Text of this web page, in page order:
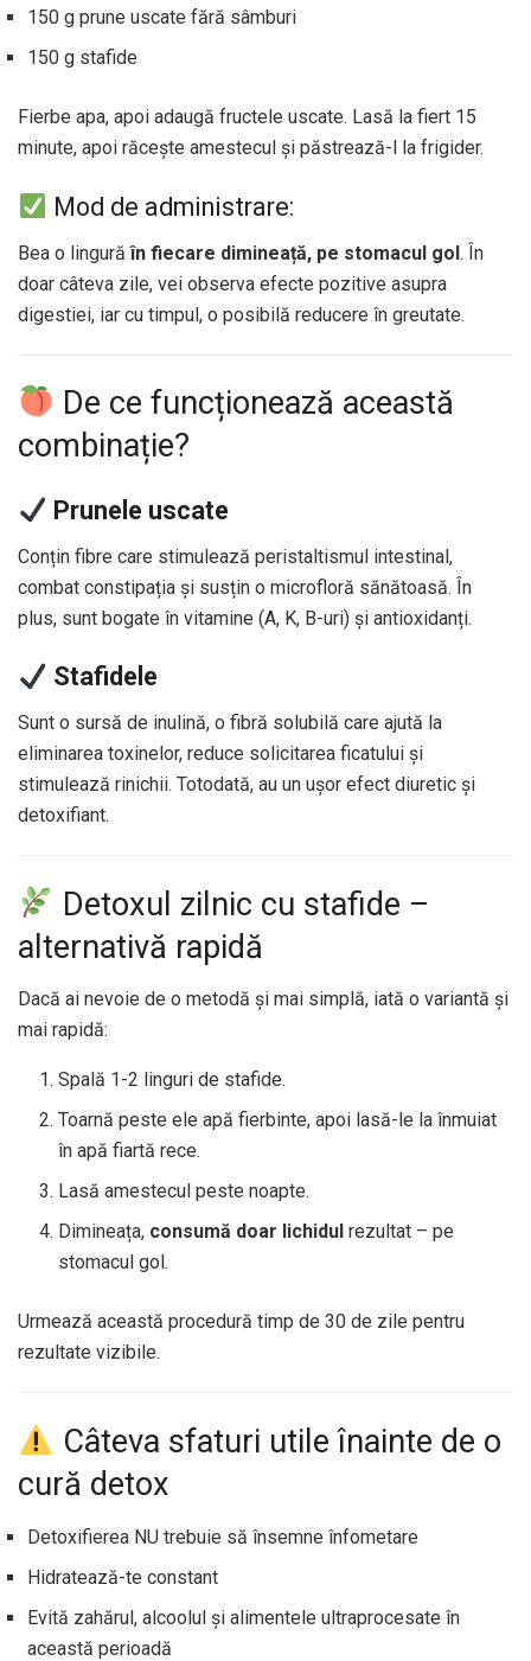
150 g prune uscate fără sâmburi
150 g stafide
Fierbe apa, apoi adaugă fructele uscate. Lasă la fiert 15
minute, apoi răcește amestecul și păstrează-l la frigider.
Mod de administrare:
Bea o lingurăîn fiecare dimineață, pe stomacul gol. În
doar câteva zile, vei observa efecte pozitive asupra
digestiei, iar cu timpul, o posibilă reducere în greutate.
De ce funcționează această
combinație?
Prunele uscate
Conțin fibre care stimulează peristaltismul intestinal,
combat constipația și susțin o microfloră sănătoasă. În
plus, sunt bogate în vitamine (A, K, B-uri) și antioxidanți.
Stafidele
Sunt o sursă de inulină, o fibră solubilă care ajută la
eliminarea toxinelor, reduce solicitarea ficatului și
stimulează rinichii. Totodată, au un ușor efect diuretic și
detoxifiant.
Detoxul zilnic cu stafide –
alternativă rapidă
Dacă ai nevoie de o metodă și mai simplă, iată o variantă și
mai rapidă:
Spală 1-2 linguri de stafide.
Toarnă peste ele apă fierbinte, apoi lasă-le la înmuiat
în apă fiartă rece.
Lasă amestecul peste noapte.
Dimineața, consumă doar lichidul rezultat – pe
stomacul gol.
Urmează această procedură timp de 30 de zile pentru
rezultate vizibile.
Câteva sfaturi utile înainte de o
cură detox
Detoxifierea NU trebuie să însemne înfometare
Hidratează-te constant
Evită zahărul, alcoolul și alimentele ultraprocesate în
această perioadă